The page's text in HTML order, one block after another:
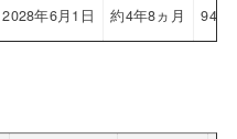
2028年6月1日 約4年8ヵ月 94.23